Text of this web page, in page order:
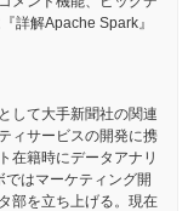
詳解Apache Spark』
して大手新聞社の関連
ィサービスの開発に携
在籍時にデータアナリ
ではマーケティング開
部を立ち上げる。現在